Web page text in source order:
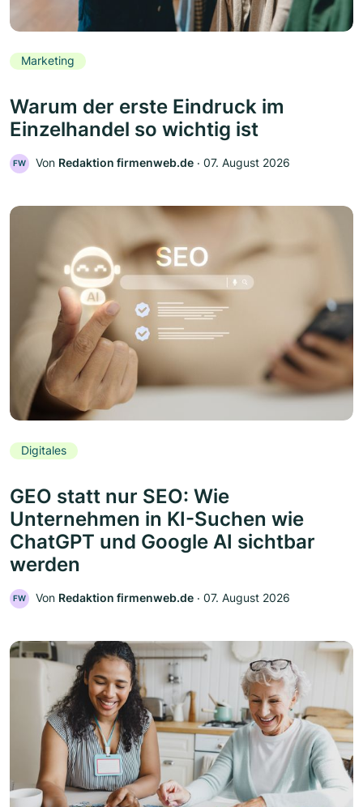
Marketing
Warum der erste Eindruck im
Einzelhandel so wichtig ist
FW Von Redaktion firmenweb.de ‧ 07. August 2026
Digitales
GEO statt nur SEO: Wie
Unternehmen in KI-Suchen wie
ChatGPT und Google AI sichtbar
werden
FW Von Redaktion firmenweb.de ‧ 07. August 2026